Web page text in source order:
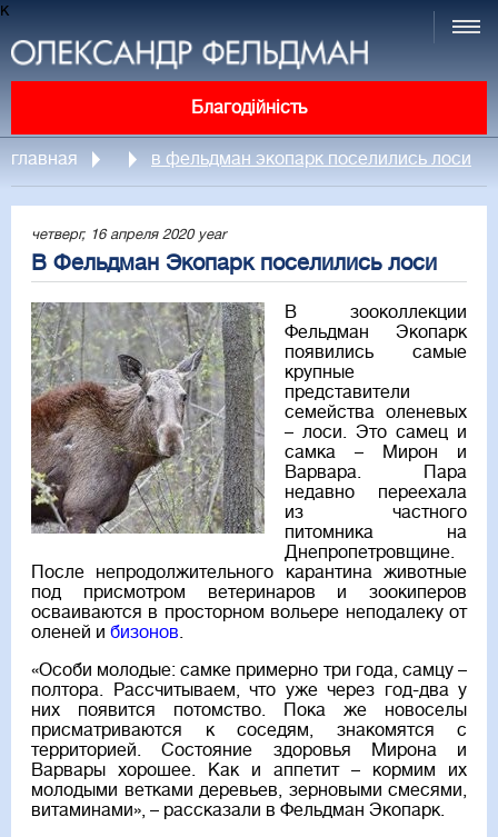
к
Благодійність
главная в фельдман экопарк поселились лоси
четверг, 16 апреля 2020 year
В Фельдман Экопарк поселились лоси
В зооколлекции
Фельдман Экопарк
появились самые
крупные
представители
семейства оленевых
– лоси. Это самец и
самка – Мирон и
Варвара. Пара
недавно переехала
из частного
питомника на
Днепропетровщине.
После непродолжительного карантина животные
под присмотром ветеринаров и зоокиперов
осваиваются в просторном вольере неподалеку от
оленей и бизонов.
«Особи молодые: самке примерно три года, самцу –
полтора. Рассчитываем, что уже через год-два у
них появится потомство. Пока же новоселы
присматриваются к соседям, знакомятся с
территорией. Состояние здоровья Мирона и
Варвары хорошее. Как и аппетит – кормим их
молодыми ветками деревьев, зерновыми смесями,
витаминами», – рассказали в Фельдман Экопарк.